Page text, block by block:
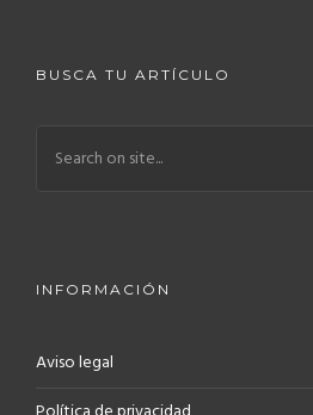
BUSCA TU ARTÍCULO
INFORMACIÓN
Aviso legal